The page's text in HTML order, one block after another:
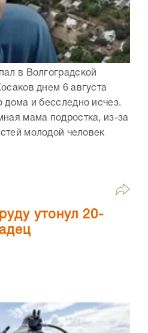
в Волгоградской
днем 6 августа
дома и бесследно исчез.
мама подростка, из-за
молодой человек
утонул 20-